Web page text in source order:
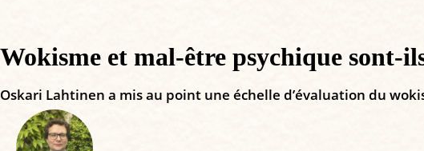
Wokisme et mal-être psychique sont-
Oskari Lahtinen a mis au point une échelle d’évaluation du